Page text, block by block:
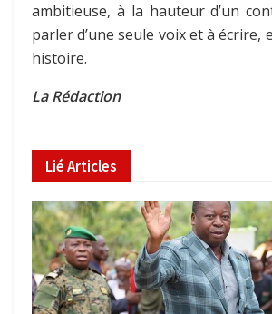
ambitieuse, à la hauteur d’un
parler d’une seule voix et à écrire,
histoire.
La Rédaction
LiéArticles